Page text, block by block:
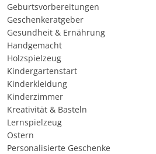
Geburtsvorbereitungen
Geschenkeratgeber
Gesundheit & Ernährung
Handgemacht
Holzspielzeug
Kindergartenstart
Kinderkleidung
Kinderzimmer
Kreativität & Basteln
Lernspielzeug
Ostern
Personalisierte Geschenke